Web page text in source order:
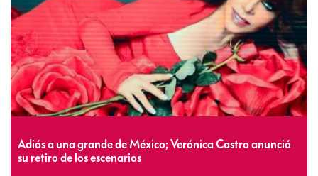
Adiós a una grande de México; Verónica Castro anunció
su retiro de los escenarios